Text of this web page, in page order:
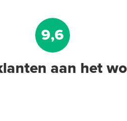
9,6
aan het